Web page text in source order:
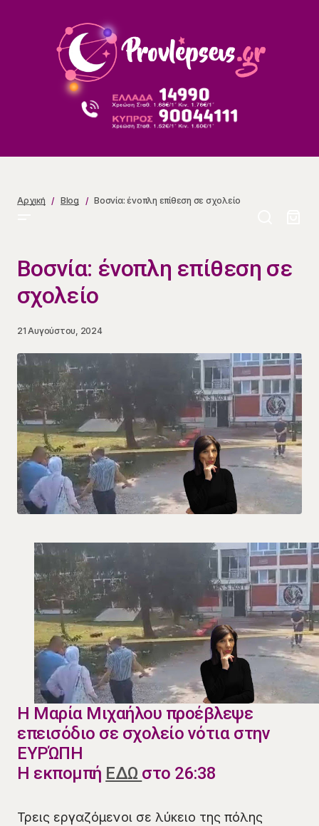
Αρχική Blog Βοσνία: ένοπλη επίθεση σε σχολείο
Βοσνία: ένοπλη επίθεση σε
σχολείο
21 Αυγούστου, 2024
Η Μαρία Μιχαήλου προέβλεψε
επεισόδιο σε σχολείο νότια στην
ΕΥΡΏΠΗ
Η εκπομπή ΕΔΩ στο 26:38
Τρεις εργαζόμενοι σε λύκειο της πόλης